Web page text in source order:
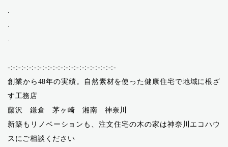
-:-:-:-:-:-:-:-:-:-:-:-:-:-:-:-:-:-:-:-:-
創業から48年の実績。自然素材を使った健康住宅で地域に根ざ
す工務店
藤沢 鎌倉 茅ヶ崎 湘南 神奈川
新築もリノベーションも、注文住宅の木の家は神奈川エコハウ
スにご相談ください